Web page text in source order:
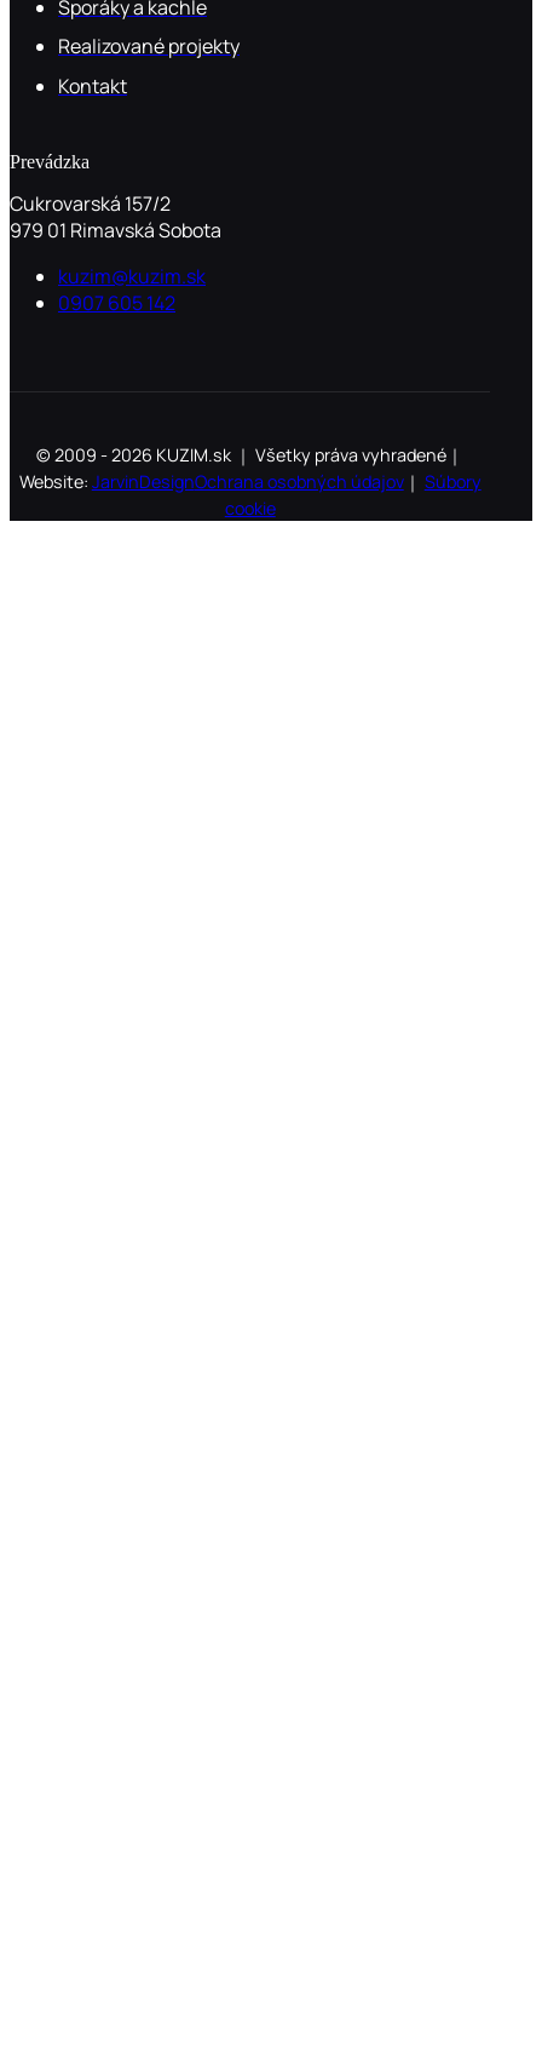
Sporáky a kachle
Realizované projekty
Kontakt
Prevádzka
Cukrovarská 157/2
979 01 Rimavská Sobota
kuzim@kuzim.sk
0907 605 142
© 2009 - 2026 KUZIM.sk ｜ Všetky práva vyhradené｜
Website: JarvinDesignOchrana osobných údajov｜ Súbory
cookie